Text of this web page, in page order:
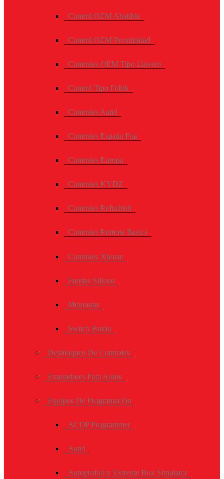
Control OEM Abatible
Control OEM Proximidad
Controles OEM Tipo Llavero
Control Tipo Fobik
Controles Autel
Controles Espada Fija
Controles Europa
Controles KYDZ
Controles Refurbish
Controles Remote Basics
Controles Xhorse
Fundas Silicon
Memorias
Switch Botón
Desbloqueo De Controles
Emuladores Para Autos
Equipos De Programación
ACDP Programmer
Autel
Autoprofull y Extreme Box Simulator